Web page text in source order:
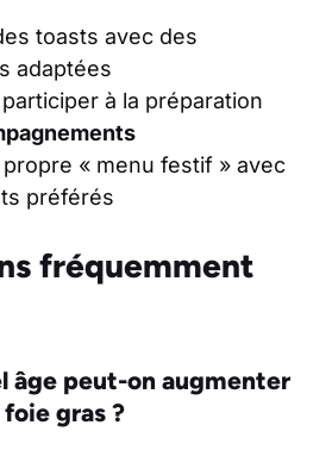
toasts avec des
adaptées
à la préparation
« menu festif » avec
préférés
fréquemment
âge peut-on augmenter
gras ?